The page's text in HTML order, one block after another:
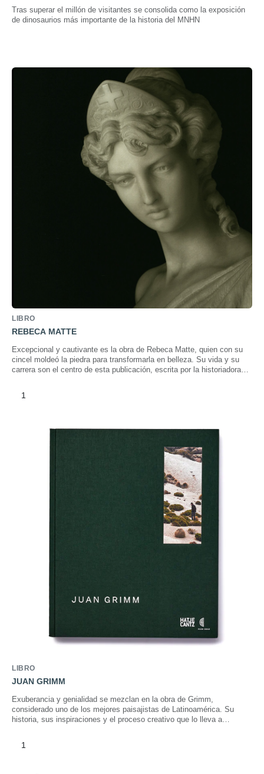
Tras superar el millón de visitantes se consolida como la exposición
de dinosaurios más importante de la historia del MNHN
LIBRO
REBECA MATTE
Excepcional y cautivante es la obra de Rebeca Matte, quien con su
cincel moldeó la piedra para transformarla en belleza. Su vida y su
carrera son el centro de esta publicación, escrita por la historiadora
1
LIBRO
JUAN GRIMM
Exuberancia y genialidad se mezclan en la obra de Grimm,
considerado uno de los mejores paisajistas de Latinoamérica. Su
historia, sus inspiraciones y el proceso creativo que lo lleva a
1